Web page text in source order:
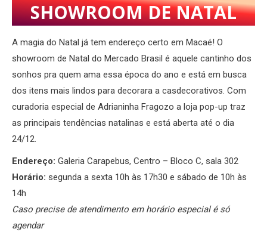
SHOWROOM DE NATAL
A magia do Natal já tem endereço certo em Macaé! O
showroom de Natal do Mercado Brasil é aquele cantinho dos
sonhos pra quem ama essa época do ano e está em busca
dos itens mais lindos para decorara a casdecorativos. Com
curadoria especial de Adrianinha Fragozo a loja pop-up traz
as principais tendências natalinas e está aberta até o dia
24/12.
Endereço: Galeria Carapebus, Centro – Bloco C, sala 302
Horário: segunda a sexta 10h às 17h30 e sábado de 10h às
14h
Caso precise de atendimento em horário especial é só
agendar